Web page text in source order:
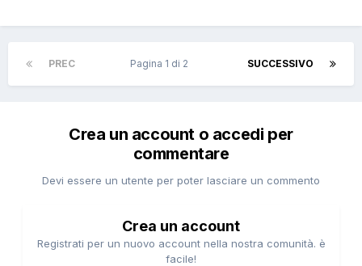
PREC SUCCESSIVO
Pagina 1 di 2
Crea un account o accedi per
commentare
Devi essere un utente per poter lasciare un commento
Crea un account
Registrati per un nuovo account nella nostra comunità. è
facile!